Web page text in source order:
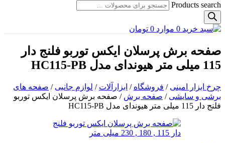
Products search
0 موارد 0 تومان
صفحه برش پرسلان ایکس توربو فلنج دار
115 میلی متر هیوندای مدل HC115-PB
چرخ ابزار امینی / فروشگاه / ابزارآلات / لوازم جانبی / صفحه های
برشی و سایشی / صفحه برش / صفحه برش پرسلان ایکس توربو
فلنج دار 115 میلی متر هیوندای مدل HC115-PB